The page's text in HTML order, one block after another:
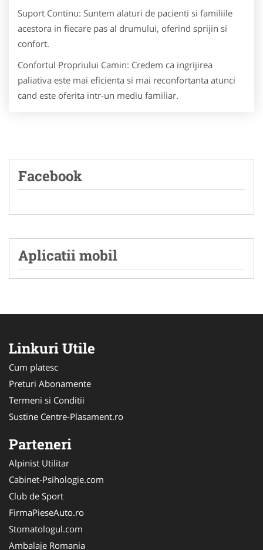
Suport Continu: Suntem alaturi de pacienti si familiile
acestora in fiecare pas al drumului, oferind sprijin si
confort.
Confortul Propriului Camin: Credem ca ingrijirea
paliativa este mai eficienta si mai reconfortanta atunci
cand este oferita intr-un mediu familiar.
Facebook
Aplicatii mobil
Linkuri Utile
Cum platesc
Preturi Abonamente
Termeni si Conditii
Sustine Centre-Plasament.ro
Parteneri
Alpinist Utilitar
Cabinet-Psihologie.com
Club de Sport
FirmaPieseAuto.ro
Stomatologul.com
Ambalaje Romania